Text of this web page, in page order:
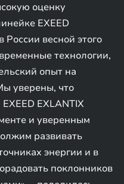
оценку
EXEED
России весной этого
технологии,
опыт на
уверены, что
EXLANTIX
и уверенным
развивать
энергии и в
поклонников